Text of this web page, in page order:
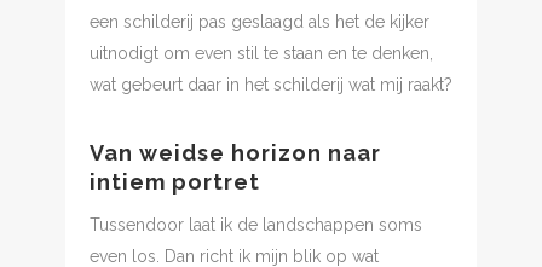
een schilderij pas geslaagd als het de kijker
uitnodigt om even stil te staan en te denken,
wat gebeurt daar in het schilderij wat mij raakt?
Van weidse horizon naar
intiem portret
Tussendoor laat ik de landschappen soms
even los. Dan richt ik mijn blik op wat